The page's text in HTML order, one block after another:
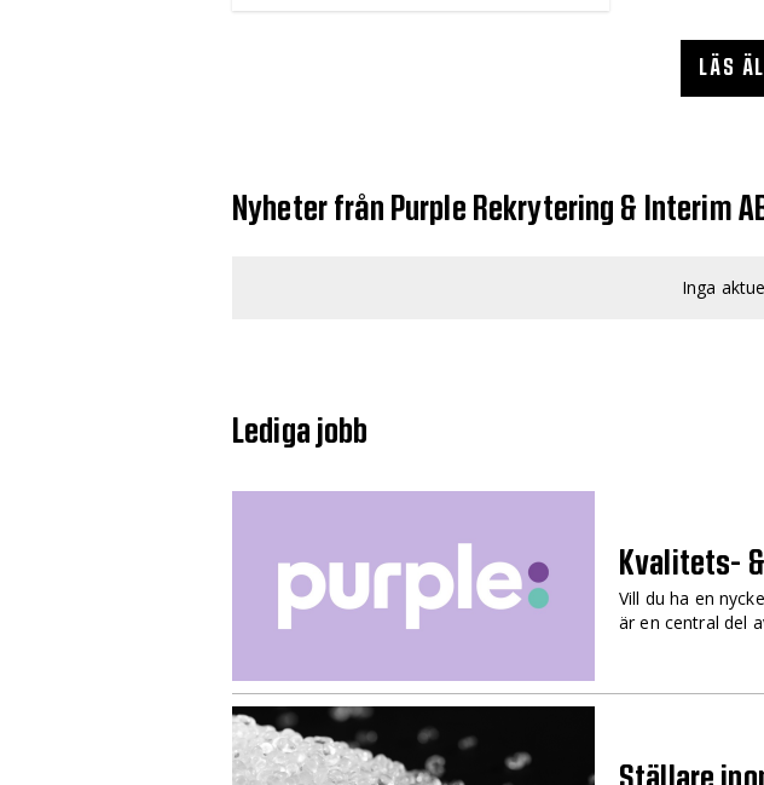
LÄS
Nyheter från Purple Rekrytering & Interim
Inga
Lediga jobb
Kvalitets-
Vill du ha en
är en central del
Ställare